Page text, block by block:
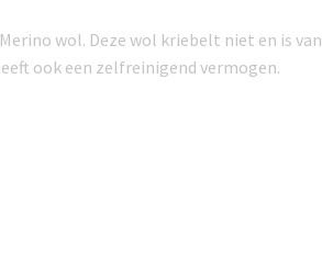
wol. Deze wol kriebelt niet en is van
ook een zelfreinigend vermogen.